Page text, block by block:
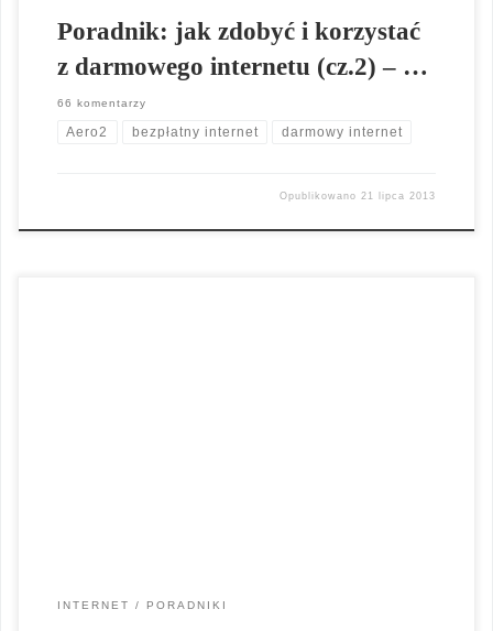
Poradnik: jak zdobyć i korzystać
z darmowego internetu (cz.2) – …
66 komentarzy
Aero2 bezpłatny internet darmowy internet
Opublikowano 21 lipca 2013
INTERNET PORADNIKI